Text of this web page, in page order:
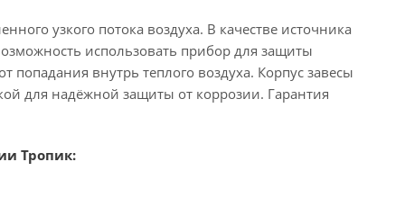
узкого потока воздуха. В качестве источника
использовать прибор для защиты
внутрь теплого воздуха. Корпус завесы
для надёжной защиты от коррозии. Гарантия
Тропик: